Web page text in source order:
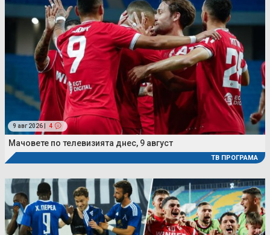
9 авг 2026 | 4
Мачовете по телевизията днес, 9 август
ТВ ПРОГРАМА